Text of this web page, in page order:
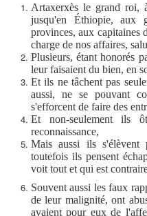
Artaxerxès le grand roi,
jusqu'en Éthiopie, aux
provinces, aux capitaines
charge de nos affaires,
Plusieurs, étant honorés
leur faisaient du bien, en
Et ils ne tâchent pas
aussi, ne se pouvant
s'efforcent de faire des
Et non-seulement ils
reconnaissance,
Mais aussi ils s'élèvent
toutefois ils pensent
voit tout et qui est
Souvent aussi les faux
de leur malignité, ont
avaient pour eux de